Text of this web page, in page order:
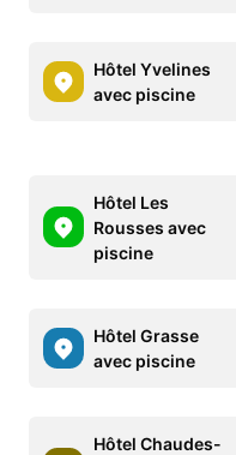
Hôtel Yvelines
avec piscine
Hôtel Les
Rousses avec
piscine
Hôtel Grasse
avec piscine
Hôtel Chaudes-